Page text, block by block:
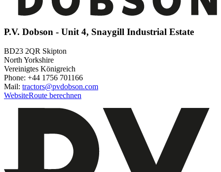
P.V. Dobson - Unit 4, Snaygill Industrial Estate
BD23 2QR Skipton
North Yorkshire
Vereinigtes Königreich
Phone: +44 1756 701166
Mail: tractors@pvdobson.com
WebsiteRoute berechnen